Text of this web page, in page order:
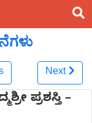
Next
ಪ್ರಶಸ್ತಿ –